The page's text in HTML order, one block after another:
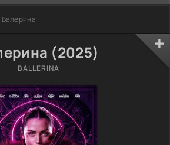
Балерина
(2025)
BALLERINA